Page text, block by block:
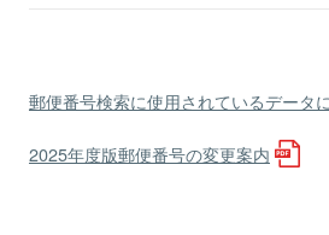
郵便番号検索に使用されているデータ
2025年度版郵便番号の変更案内